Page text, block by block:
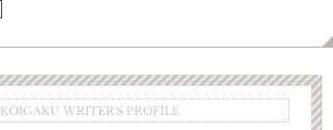
KOIGAKU WRITER'S PROFILE